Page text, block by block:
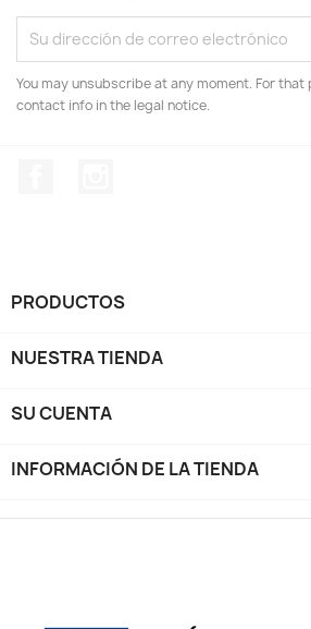
You may unsubscribe at any moment. For
contact info in the legal notice.
PRODUCTOS
NUESTRA TIENDA
SU CUENTA
INFORMACIÓN DE LA TIENDA